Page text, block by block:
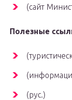
(сайт
Полезные
(рус.)